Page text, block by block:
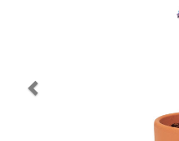
Navidad 🎄 Invierno